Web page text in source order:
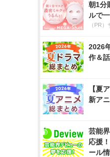
朝1分
ルで
（PR
2026
作＆
【夏
新ア
芸能
応援
ール